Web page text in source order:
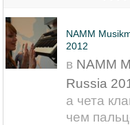
NAMM
2012
в NAMM
Russia
а чета
чем